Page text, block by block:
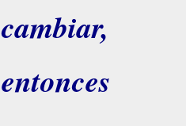
cambiar,
entonces